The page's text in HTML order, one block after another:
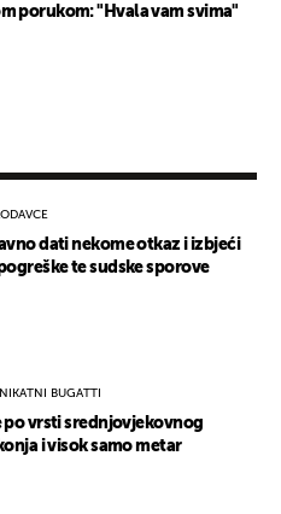
porukom: "Hvala vam svima"
dati nekome otkaz i izbjeći
te sudske sporove
BUGATTI
po vrsti srednjovjekovnog
i visok samo metar